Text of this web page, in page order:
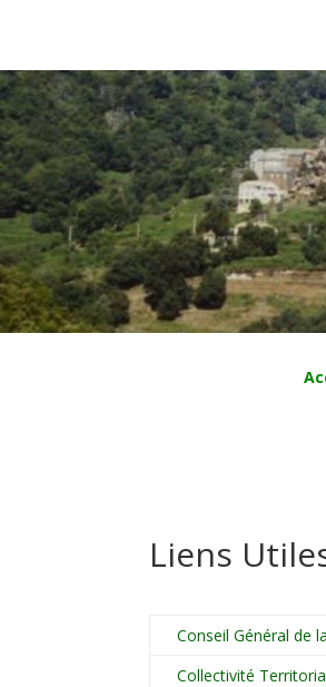
Liens
Conseil Général de
Collectivité